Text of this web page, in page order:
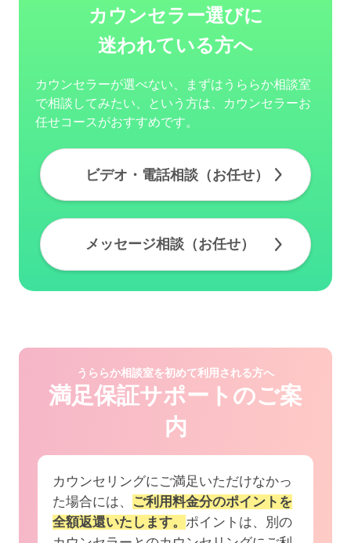
カウンセラー選びに
迷われている方へ
カウンセラーが選べない、まずはうららか相談室
で相談してみたい、という方は、カウンセラーお
任せコースがおすすめです。
ビデオ・電話相談（お任せ）
メッセージ相談（お任せ）
うららか相談室を初めて利用される方へ
満足保証サポートのご案
内
カウンセリングにご満足いただけなかっ
た場合には、
ご利用料金分のポイントを
全額返還いたします。 ポイントは、別の